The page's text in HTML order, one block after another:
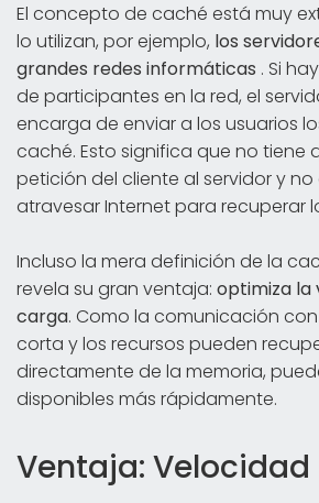
El concepto de caché está muy
lo utilizan, por ejemplo, los
grandes redes informáticas . Si
de participantes en la red, el
encarga de enviar a los usuarios
caché. Esto significa que no tiene
petición del cliente al servidor y no
atravesar Internet para recuperar
Incluso la mera definición de la
revela su gran ventaja: optimiza la
carga. Como la comunicación
corta y los recursos pueden
directamente de la memoria,
disponibles más rápidamente.
Ventaja: Velocidad